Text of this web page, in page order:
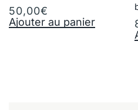
50,00€
Ajouter au panier